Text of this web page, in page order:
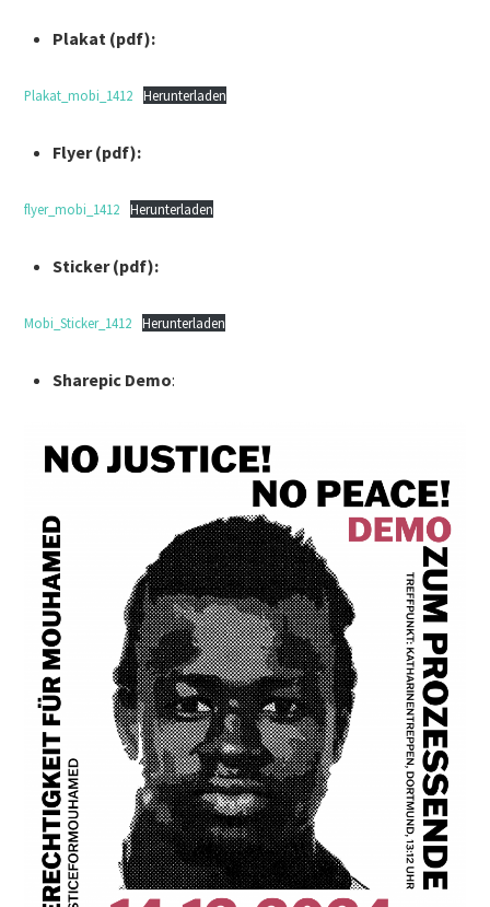
Plakat (pdf):
Plakat_mobi_1412 Herunterladen
Flyer (pdf):
flyer_mobi_1412 Herunterladen
Sticker (pdf):
Mobi_Sticker_1412 Herunterladen
Sharepic Demo: